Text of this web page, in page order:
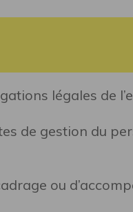
légales de
de gestion du
ou